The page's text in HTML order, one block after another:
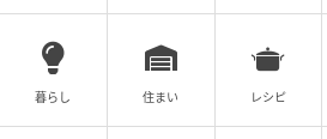
暮らし 住まい レシピ